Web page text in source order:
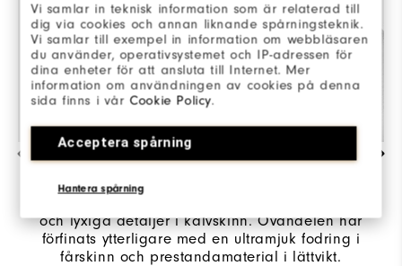
Vi samlar in teknisk information som är relaterad till
dig via cookies och annan liknande spårningsteknik.
Vi samlar till exempel in information om webbläsaren
du använder, operativsystemet och IP-adressen för
dina enheter för att ansluta till Internet. Mer
information om användningen av cookies på denna
sida finns i vårCookie Policy.
Acceptera spårning
Hantera spårning
UTSÖKT HANTVERK & STILRENA DETALJER
och lyxiga detaljer i kalvskinn. Ovandelen har
förfinats ytterligare med en ultramjuk fodring i
fårskinn och prestandamaterial i lättvikt.